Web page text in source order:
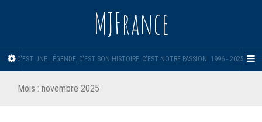
MJFrance
C'EST UNE LÉGENDE, C'EST SON HISTOIRE, C'EST NOTRE PASSION. 1996 - 2025.
Mois : novembre 2025